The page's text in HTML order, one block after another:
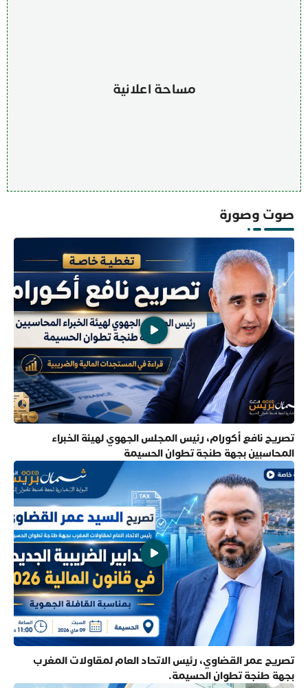
مساحة اعلانية
صوت وصورة
تصريح نافع أكورام، رئيس المجلس الجهوي لهيئة الخبراء
المحاسبين بجهة طنجة تطوان الحسيمة
تصريح عمر القضاوي، رئيس الاتحاد العام لمقاولات المغرب
بجهة طنجة تطوان الحسيمة.